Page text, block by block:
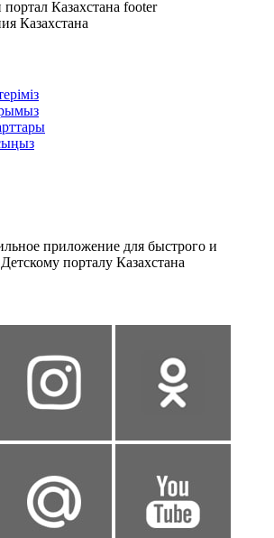
Казахстана
приложение для быстрого и
порталу Казахстана